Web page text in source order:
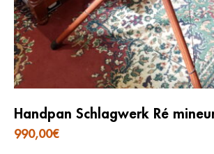
Handpan Schlagwerk Ré
990,00€